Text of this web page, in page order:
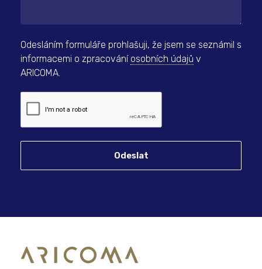
Odesláním formuláře prohlašuji, že jsem se seznámil s
informacemi o zpracování osobních údajů v
ARICOMA.
Odeslat